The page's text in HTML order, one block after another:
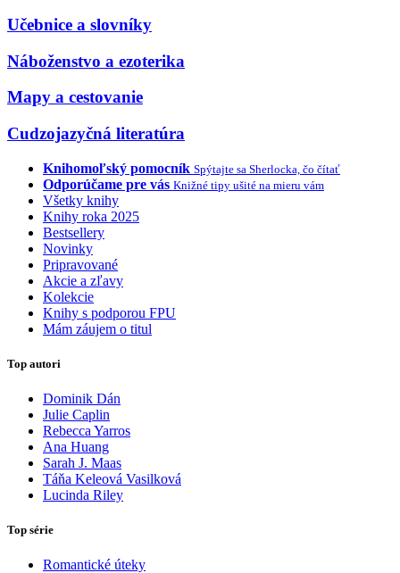
Učebnice a slovníky
Náboženstvo a ezoterika
Mapy a cestovanie
Cudzojazyčná literatúra
Knihomoľský pomocník Spýtajte sa Sherlocka, čo čítať
Odporúčame pre vás Knižné tipy ušité na mieru vám
Všetky knihy
Knihy roka 2025
Bestsellery
Novinky
Pripravované
Akcie a zľavy
Kolekcie
Knihy s podporou FPU
Mám záujem o titul
Top autori
Dominik Dán
Julie Caplin
Rebecca Yarros
Ana Huang
Sarah J. Maas
Táňa Keleová Vasilková
Lucinda Riley
Top série
Romantické úteky